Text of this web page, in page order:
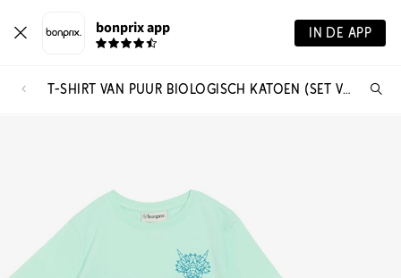
bonprix app IN DE APP
T-SHIRT VAN PUUR BIOLOGISCH KATOEN (SET VAN 3)